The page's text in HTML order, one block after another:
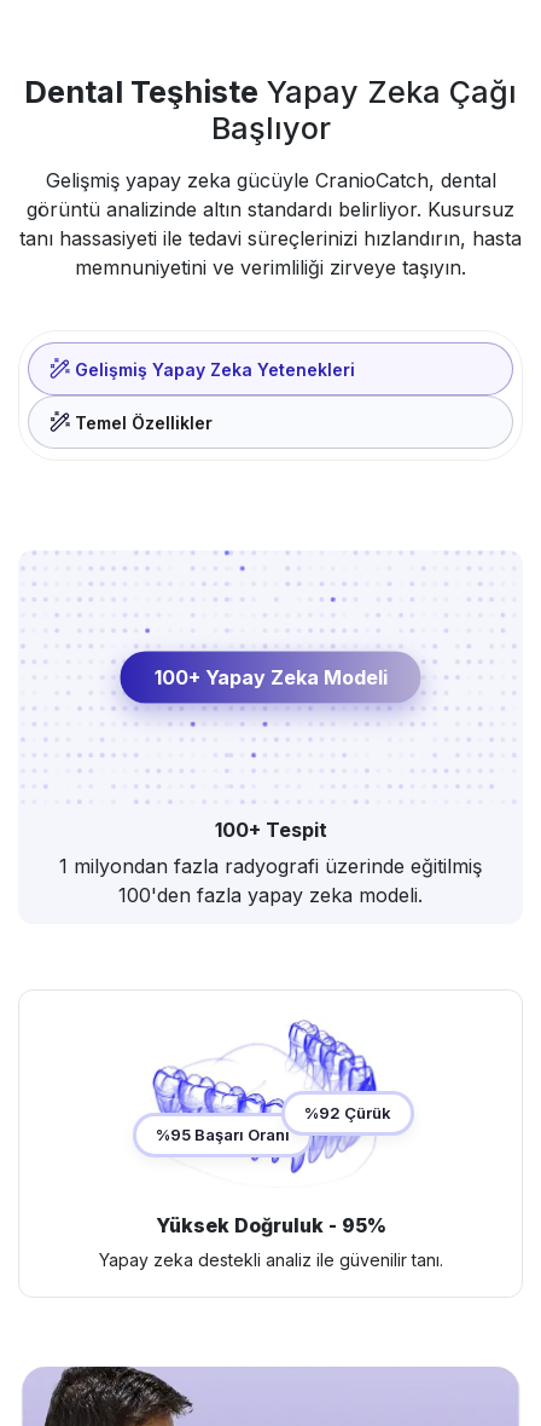
Dental Teşhiste Yapay Zeka Çağı
Başlıyor
Gelişmiş yapay zeka gücüyle CranioCatch, dental
görüntü analizinde altın standardı belirliyor. Kusursuz
tanı hassasiyeti ile tedavi süreçlerinizi hızlandırın, hasta
memnuniyetini ve verimliliği zirveye taşıyın.
Gelişmiş Yapay Zeka Yetenekleri
Temel Özellikler
100+ Yapay Zeka Modeli
100+ Tespit
1 milyondan fazla radyografi üzerinde eğitilmiş
100'den fazla yapay zeka modeli.
%95 Başarı Oranı
%92 Çürük
Yüksek Doğruluk - 95%
Yapay zeka destekli analiz ile güvenilir tanı.